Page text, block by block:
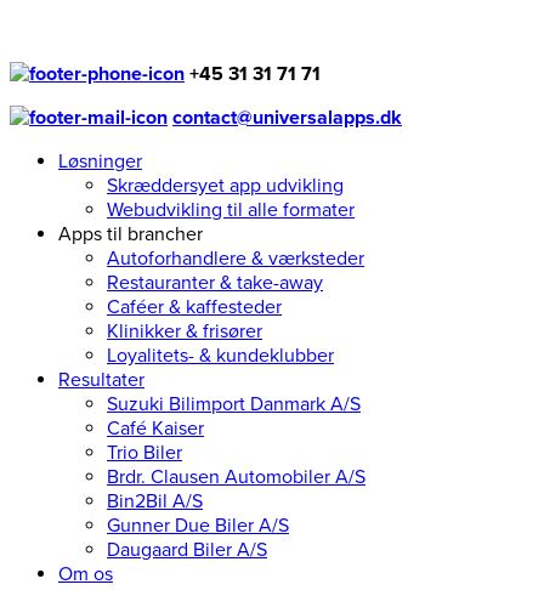
+45 31 31 71 71
contact@universalapps.dk
Løsninger
Skræddersyet app udvikling
Webudvikling til alle formater
Apps til brancher
Autoforhandlere & værksteder
Restauranter & take-away
Caféer & kaffesteder
Klinikker & frisører
Loyalitets- & kundeklubber
Resultater
Suzuki Bilimport Danmark A/S
Café Kaiser
Trio Biler
Brdr. Clausen Automobiler A/S
Bin2Bil A/S
Gunner Due Biler A/S
Daugaard Biler A/S
Om os